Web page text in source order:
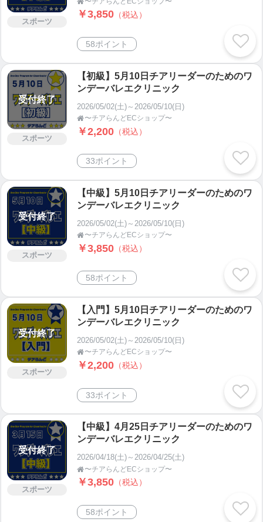
スポーツ
￥3,850 （税込）
58ポイント
受付終了
スポーツ
【初級】5月10日チアリーダーのためのワ
ンデーバレエクリニック
2026/05/02(土)～2026/05/10(日)
〜チアらんどECショップ〜
￥2,200 （税込）
33ポイント
受付終了
スポーツ
【中級】5月10日チアリーダーのためのワ
ンデーバレエクリニック
2026/05/02(土)～2026/05/10(日)
〜チアらんどECショップ〜
￥3,850 （税込）
58ポイント
受付終了
スポーツ
【入門】5月10日チアリーダーのためのワ
ンデーバレエクリニック
2026/05/02(土)～2026/05/10(日)
〜チアらんどECショップ〜
￥2,200 （税込）
33ポイント
受付終了
スポーツ
【中級】4月25日チアリーダーのためのワ
ンデーバレエクリニック
2026/04/18(土)～2026/04/25(土)
〜チアらんどECショップ〜
￥3,850 （税込）
58ポイント